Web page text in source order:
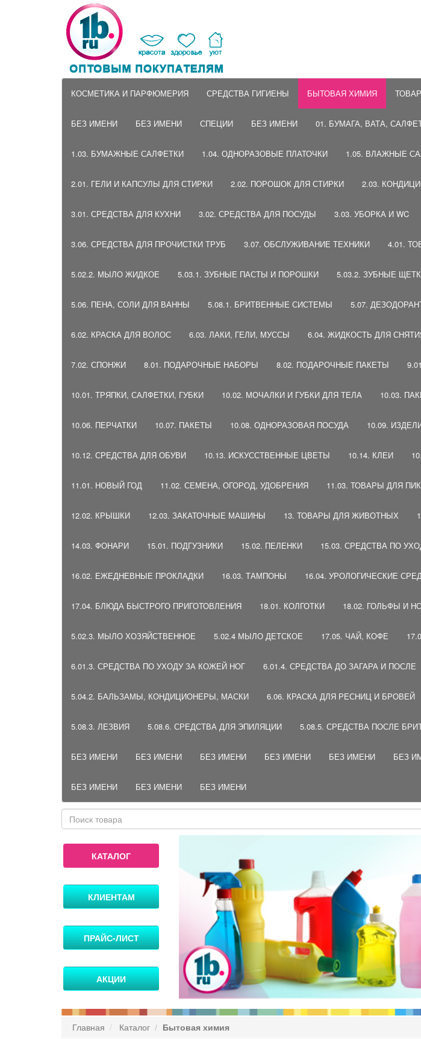
КОСМЕТИКА И ПАРФЮМЕРИЯ СРЕДСТВА ГИГИЕНЫ БЫТОВАЯ ХИМИЯ
БЕЗ ИМЕНИ БЕЗ ИМЕНИ СПЕЦИИ БЕЗ ИМЕНИ 01. БУМАГА, ВАТА,
1.03. БУМАЖНЫЕ САЛФЕТКИ 1.04. ОДНОРАЗОВЫЕ ПЛАТОЧКИ 1.05. ВЛАЖНЫЕ
2.01. ГЕЛИ И КАПСУЛЫ ДЛЯ СТИРКИ 2.02. ПОРОШОК ДЛЯ СТИРКИ 2.03.
3.01. СРЕДСТВА ДЛЯ КУХНИ 3.02. СРЕДСТВА ДЛЯ ПОСУДЫ 3.03. УБОРКА И WC
3.06. СРЕДСТВА ДЛЯ ПРОЧИСТКИ ТРУБ 3.07. ОБСЛУЖИВАНИЕ ТЕХНИКИ 4.01.
5.02.2. МЫЛО ЖИДКОЕ 5.03.1. ЗУБНЫЕ ПАСТЫ И ПОРОШКИ 5.03.2. ЗУБНЫЕ
5.06. ПЕНА, СОЛИ ДЛЯ ВАННЫ 5.08.1. БРИТВЕННЫЕ СИСТЕМЫ 5.07.
6.02. КРАСКА ДЛЯ ВОЛОС 6.03. ЛАКИ, ГЕЛИ, МУССЫ 6.04. ЖИДКОСТЬ ДЛЯ
7.02. СПОНЖИ 8.01. ПОДАРОЧНЫЕ НАБОРЫ 8.02. ПОДАРОЧНЫЕ ПАКЕТЫ
10.01. ТРЯПКИ, САЛФЕТКИ, ГУБКИ 10.02. МОЧАЛКИ И ГУБКИ ДЛЯ ТЕЛА 10.03.
10.06. ПЕРЧАТКИ 10.07. ПАКЕТЫ 10.08. ОДНОРАЗОВАЯ ПОСУДА 10.09.
10.12. СРЕДСТВА ДЛЯ ОБУВИ 10.13. ИСКУССТВЕННЫЕ ЦВЕТЫ 10.14. КЛЕИ
11.01. НОВЫЙ ГОД 11.02. СЕМЕНА, ОГОРОД, УДОБРЕНИЯ 11.03. ТОВАРЫ ДЛЯ
12.02. КРЫШКИ 12.03. ЗАКАТОЧНЫЕ МАШИНЫ 13. ТОВАРЫ ДЛЯ ЖИВОТНЫХ
14.03. ФОНАРИ 15.01. ПОДГУЗНИКИ 15.02. ПЕЛЕНКИ 15.03. СРЕДСТВА ПО
16.02. ЕЖЕДНЕВНЫЕ ПРОКЛАДКИ 16.03. ТАМПОНЫ 16.04. УРОЛОГИЧЕСКИЕ
17.04. БЛЮДА БЫСТРОГО ПРИГОТОВЛЕНИЯ 18.01. КОЛГОТКИ 18.02. ГОЛЬФЫ И
5.02.3. МЫЛО ХОЗЯЙСТВЕННОЕ 5.02.4 МЫЛО ДЕТСКОЕ 17.05. ЧАЙ, КОФЕ
6.01.3. СРЕДСТВА ПО УХОДУ ЗА КОЖЕЙ НОГ 6.01.4. СРЕДСТВА ДО ЗАГАРА И ПОСЛЕ
5.04.2. БАЛЬЗАМЫ, КОНДИЦИОНЕРЫ, МАСКИ 6.06. КРАСКА ДЛЯ РЕСНИЦ И БРОВЕЙ
5.08.3. ЛЕЗВИЯ 5.08.6. СРЕДСТВА ДЛЯ ЭПИЛЯЦИИ 5.08.5. СРЕДСТВА ПОСЛЕ
БЕЗ ИМЕНИ БЕЗ ИМЕНИ БЕЗ ИМЕНИ БЕЗ ИМЕНИ БЕЗ ИМЕНИ БЕЗ
БЕЗ ИМЕНИ БЕЗ ИМЕНИ БЕЗ ИМЕНИ
КАТАЛОГ
КЛИЕНТАМ
ПРАЙС-ЛИСТ
АКЦИИ
Главная Каталог Бытовая химия